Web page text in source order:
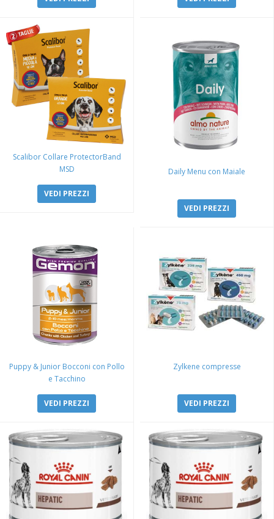
Scalibor Collare ProtectorBand
MSD
VEDI PREZZI
Daily Menu con Maiale
VEDI PREZZI
Puppy & Junior Bocconi con Pollo
e Tacchino
VEDI PREZZI
Zylkene compresse
VEDI PREZZI